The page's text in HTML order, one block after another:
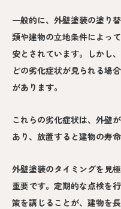
一般的に、外壁塗装の塗り
類や建物の立地条件によっ
安とされています。しかし
どの劣化症状が見られる場
があります。
これらの劣化症状は、外壁
あり、放置すると建物の寿
外壁塗装のタイミングを見
重要です。定期的な点検を
策を講じることが、建物を